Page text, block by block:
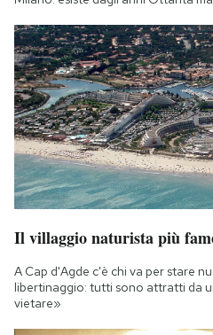
Il villaggio naturista più
A Cap d'Agde c'è chi va per stare
libertinaggio: tutti sono attratti da
vietare»